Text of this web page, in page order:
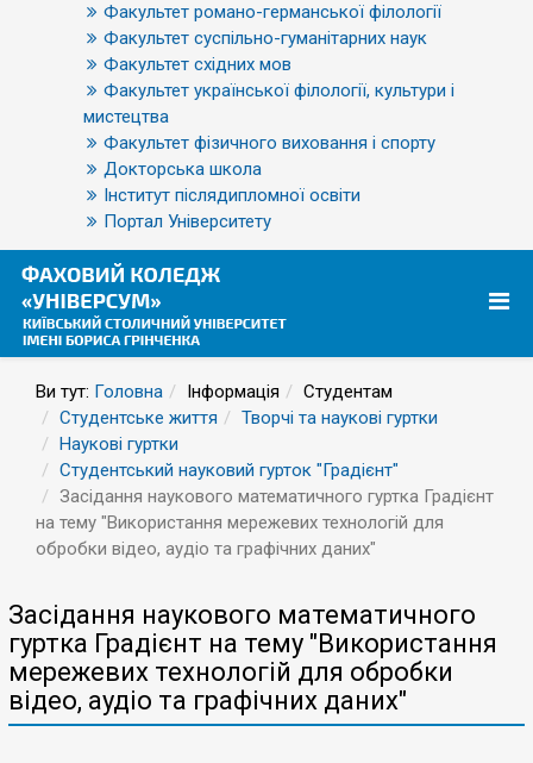
Факультет романо-германської філології
Факультет суспільно-гуманітарних наук
Факультет східних мов
Факультет української філології, культури і
мистецтва
Факультет фізичного виховання і спорту
Докторська школа
Інститут післядипломної освіти
Портал Університету
Ви тут: Головна Інформація
Студентам
Студентське життя
Творчі та наукові гуртки
Наукові гуртки
Студентський науковий гурток "Градієнт"
Засідання наукового математичного гуртка Градієнт
на тему "Використання мережевих технологій для
обробки відео, аудіо та графічних даних"
Засідання наукового математичного
гуртка Градієнт на тему "Використання
мережевих технологій для обробки
відео, аудіо та графічних даних"